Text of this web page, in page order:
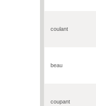
coulant
beau
coupant